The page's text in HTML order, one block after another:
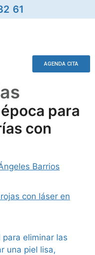
61
AGENDA CITA
para
con
Barrios
eliminar las
una piel lisa,